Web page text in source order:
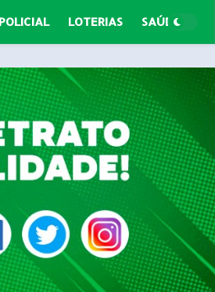
POLICIAL LOTERIAS SAÚDE